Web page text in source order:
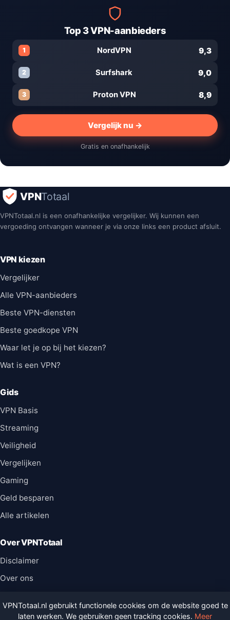
Top 3 VPN-aanbieders
1 NordVPN 9,3
2 Surfshark 9,0
3 Proton VPN 8,9
Vergelijk nu →
Gratis en onafhankelijk
VPNTotaal
VPNTotaal.nl is een onafhankelijke vergelijker. Wij kunnen een
vergoeding ontvangen wanneer je via onze links een product afsluit.
VPN kiezen
Vergelijker
Alle VPN-aanbieders
Beste VPN-diensten
Beste goedkope VPN
Waar let je op bij het kiezen?
Wat is een VPN?
Gids
VPN Basis
Streaming
Veiligheid
Vergelijken
Gaming
Geld besparen
Alle artikelen
Over VPNTotaal
Disclaimer
Over ons
Sitemap
VPNTotaal.nl gebruikt functionele cookies om de website goed te
laten werken. We gebruiken geen tracking cookies. Meer